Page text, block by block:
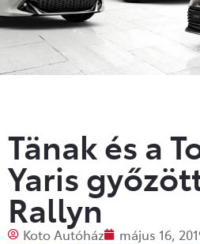
Tänak és a
Yaris
Rallyn
Koto Autóház május 16,